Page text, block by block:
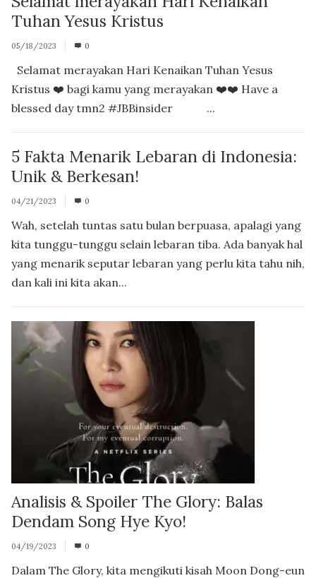
Tuhan Yesus Kristus
05/18/2023 0
Selamat merayakan Hari Kenaikan Tuhan Yesus
Kristus ❤️ bagi kamu yang merayakan ❤️❤️ Have a
blessed day tmn2 #JBBinsider ...
5 Fakta Menarik Lebaran di Indonesia:
Unik & Berkesan!
04/21/2023 0
Wah, setelah tuntas satu bulan berpuasa, apalagi yang
kita tunggu-tunggu selain lebaran tiba. Ada banyak hal
yang menarik seputar lebaran yang perlu kita tahu nih,
dan kali ini kita akan...
Analisis & Spoiler The Glory: Balas
Dendam Song Hye Kyo!
04/19/2023 0
Dalam The Glory, kita mengikuti kisah Moon Dong-eun